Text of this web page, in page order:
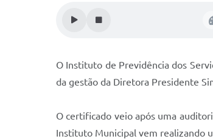
O Instituto de Previdência dos
da gestão da Diretora Presidente
O certificado veio após uma
Instituto Municipal vem realizando